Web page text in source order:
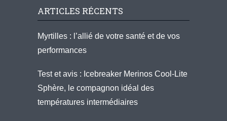
ARTICLES RÉCENTS
Myrtilles : l’allié de votre santé et de vos
performances
Test et avis : Icebreaker Merinos Cool-Lite
Sphère, le compagnon idéal des
températures intermédiaires